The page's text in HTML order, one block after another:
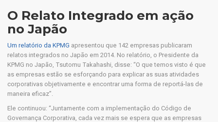
O Relato Integrado em ação
no Japão
Um relatório da KPMG apresentou que 142 empresas publicaram
relatos integrados no Japão em 2014. No relatório, o Presidente da
KPMG no Japão, Tsutomu Takahashi, disse: “O que temos visto é que
as empresas estão se esforçando para explicar as suas atividades
corporativas objetivamente e encontrar uma forma de reportá-las de
maneira eficaz”.
Ele continuou: “Juntamente com a implementação do Código de
Governança Corporativa, cada vez mais se espera que as empresas